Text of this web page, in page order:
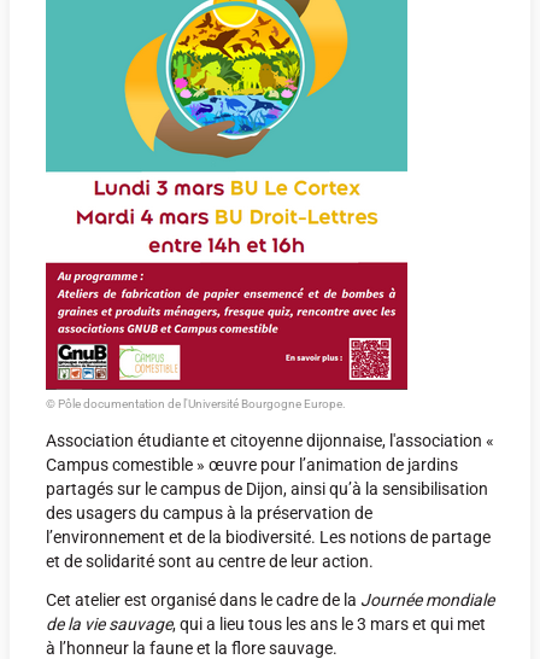
© Pôle documentation de l'Université Bourgogne Europe.
Association étudiante et citoyenne dijonnaise, l'association «
Campus comestible » œuvre pour l’animation de jardins
partagés sur le campus de Dijon, ainsi qu’à la sensibilisation
des usagers du campus à la préservation de
l’environnement et de la biodiversité. Les notions de partage
et de solidarité sont au centre de leur action.
Cet atelier est organisé dans le cadre de la Journée mondiale
de la vie sauvage, qui a lieu tous les ans le 3 mars et qui met
à l’honneur la faune et la flore sauvage.